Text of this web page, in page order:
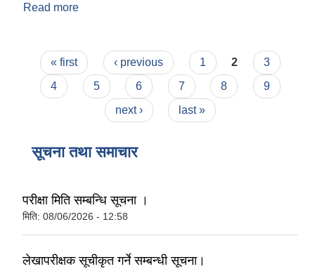
Read more
Pages
« first ‹ previous 1 2
3
4
5 6 7 8
9
next ›
last »
सूचना तथा समाचार
परीक्षा मिति सम्बन्धि सूचना ।
मिति: 08/06/2026 - 12:58
लेखापरीक्षक सूचीकृत गर्ने सम्बन्धी सूचना।